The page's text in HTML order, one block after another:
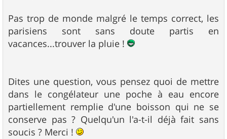
Pas trop de monde malgré le temps correct, les
parisiens sont sans doute partis en
vacances...trouver la pluie !
Dites une question, vous pensez quoi de mettre
dans le congélateur une poche à eau encore
partiellement remplie d'une boisson qui ne se
conserve pas ? Quelqu'un l'a-t-il déjà fait sans
soucis ? Merci !